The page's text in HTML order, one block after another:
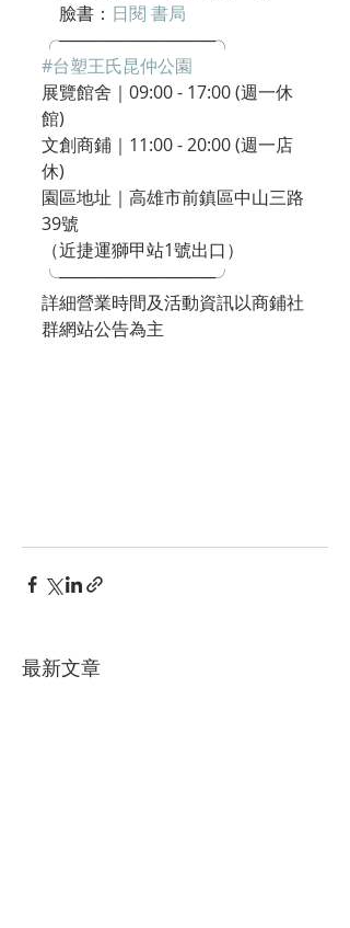
臉書： 日閱 書局
╭─────────────╮
#台塑王氏昆仲公園
展覽館舍｜09:00 - 17:00 (週一休
館)
文創商鋪｜11:00 - 20:00 (週一店
休)
園區地址｜高雄市前鎮區中山三路
39號
（近捷運獅甲站1號出口）
╰─────────────╯
詳細營業時間及活動資訊以商鋪社
群網站公告為主
最新文章